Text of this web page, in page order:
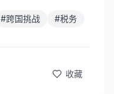
#跨国挑战 #税务
收藏